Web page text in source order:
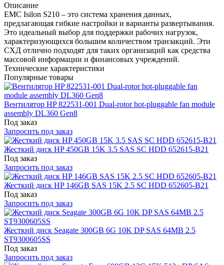
Описание
EMC Isilon S210 – это система хранения данных,
предлагающая гибкие настройки и варианты развертывания.
Это идеальный выбор для поддержки рабочих нагрузок,
характеризующихся большим количеством транзакций. Эти
СХД отлично подходят для таких организаций как средства
массовой информации и финансовых учреждений.
Технические характеристики
Популярные товары
Вентилятор HP 822531-001 Dual-rotor hot-pluggable fan module
assembly DL360 Gen8
Под заказ
Запросить под заказ
Жесткий диск HP 450GB 15K 3.5 SAS SC HDD 652615-B21
Под заказ
Запросить под заказ
Жесткий диск HP 146GB SAS 15K 2.5 SC HDD 652605-B21
Под заказ
Запросить под заказ
Жесткий диск Seagate 300GB 6G 10K DP SAS 64MB 2.5
ST9300605SS
Под заказ
Запросить под заказ